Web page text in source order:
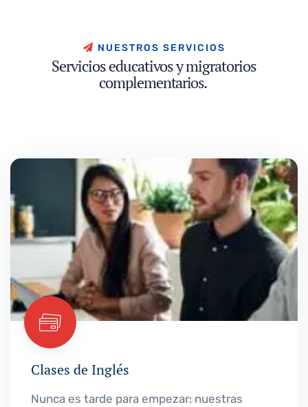
N U ESTROS SE RVIC IOS
Servicioseducativosymigratorios
complementarios.
Clases de Inglés
Nunca es tarde para empezar: nuestras
Clases de Inglés
Nunca es tarde para empezar: nuestras
encaminadas a darte la libertad de hablar sin